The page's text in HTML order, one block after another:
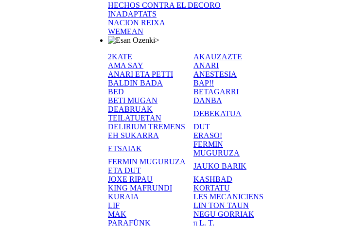
HECHOS CONTRA EL DECORO
INADAPTATS
NACION REIXA
WEMEAN
>
2KATE
AKAUZAZTE
AMA SAY
ANARI
ANARI ETA PETTI
ANESTESIA
BALDIN BADA
BAP!!
BED
BETAGARRI
BETI MUGAN
DANBA
DEABRUAK
TEILATUETAN
DEBEKATUA
DELIRIUM TREMENS
DUT
EH SUKARRA
ERASO!
ETSAIAK
FERMIN
MUGURUZA
FERMIN MUGURUZA
ETA DUT
JAUKO BARIK
JOXE RIPAU
KASHBAD
KING MAFRUNDI
KORTATU
KURAIA
LES MECANICIENS
LIF
LIN TON TAUN
MAK
NEGU GORRIAK
PARAFÜNK
π L. T.